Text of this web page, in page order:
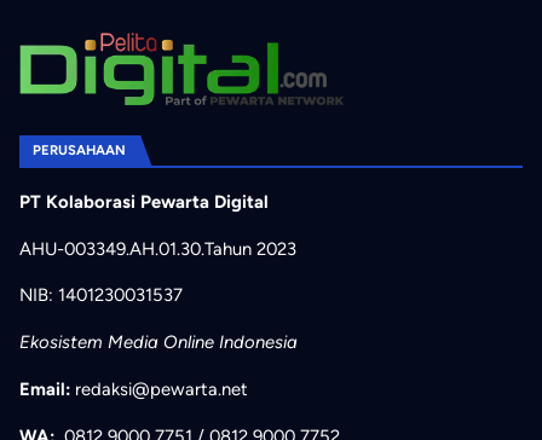
PERUSAHAAN
PT Kolaborasi Pewarta Digital
AHU-003349.AH.01.30.Tahun 2023
NIB: 1401230031537
Ekosistem Media Online Indonesia
Email: redaksi@pewarta.net